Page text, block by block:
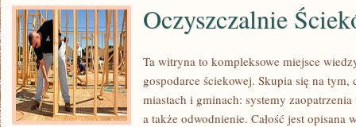
Oczyszczalnie
Ta witryna to kompleksowe miejsce
gospodarce ściekowej. Skupia się na
miastach i gminach: systemy
a także odwodnienie. Całość jest opisana